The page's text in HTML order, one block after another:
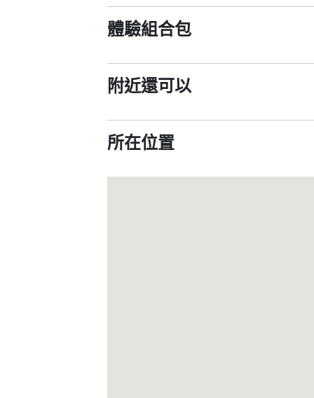
體驗組合包
附近還可以
所在位置